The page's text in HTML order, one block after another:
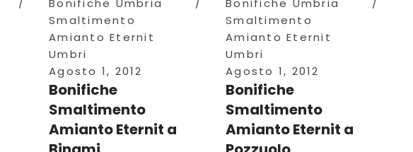
Bonifiche Umbria
Smaltimento
Amianto Eternit
Umbri
Agosto 1, 2012
Bonifiche
Smaltimento
Amianto Eternit a
Bonifiche Umbria
Smaltimento
Amianto Eternit
Umbri
Agosto 1, 2012
Bonifiche
Smaltimento
Amianto Eternit a